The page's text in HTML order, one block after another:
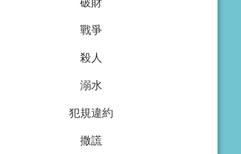
戰爭
殺人
溺水
犯規違約
撒謊